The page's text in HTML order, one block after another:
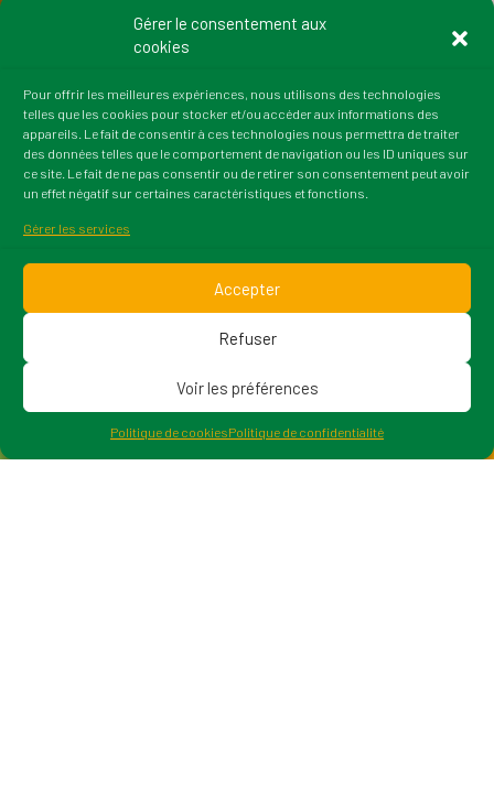
Gérer le consentement aux
cookies
Pour offrir les meilleures expériences, nous utilisons des technologies
telles que les cookies pour stocker et/ou accéder aux informations des
appareils. Le fait de consentir à ces technologies nous permettra de traiter
des données telles que le comportement de navigation ou les ID uniques sur
ce site. Le fait de ne pas consentir ou de retirer son consentement peut avoir
un effet négatif sur certaines caractéristiques et fonctions.
Gérer les services
Accepter
Refuser
Voir les préférences
Politique de cookiesPolitique de confidentialité